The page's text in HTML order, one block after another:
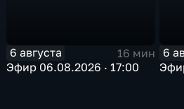
6 августа
16 мин
Эфир 06.08.2026 · 17:00
6